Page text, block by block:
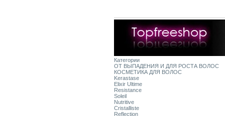
Категории
ОТ ВЫПАДЕНИЯ И ДЛЯ РОСТА ВОЛОС
КОСМЕТИКА ДЛЯ ВОЛОС
Kerastase
Elixir Ultime
Resistance
Soleil
Nutritive
Cristalliste
Reflection